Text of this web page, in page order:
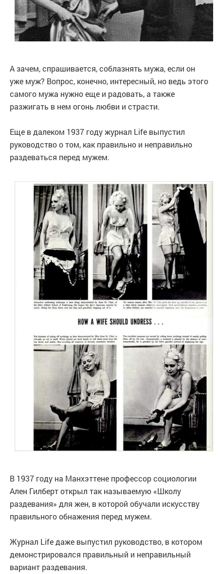
А зачем, спрашивается, соблазнять мужа, если он
уже муж? Вопрос, конечно, интересный, но ведь этого
самого мужа нужно еще и радовать, а также
разжигать в нем огонь любви и страсти.
Еще в далеком 1937 году журнал Life выпустил
руководство о том, как правильно и неправильно
раздеваться перед мужем.
В 1937 году на Манхэттене профессор социологии
Ален Гилберт открыл так называемую «Школу
раздевания» для жен, в которой обучали искусству
правильного обнажения перед мужем.
Журнал Life даже выпустил руководство, в котором
демонстрировался правильный и неправильный
вариант раздевания.